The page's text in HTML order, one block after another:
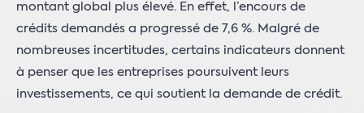
montant global plus élevé. En effet, l’encours de
crédits demandés a progressé de 7,6 %. Malgré de
nombreuses incertitudes, certains indicateurs donnent
à penser que les entreprises poursuivent leurs
investissements, ce qui soutient la demande de crédit.